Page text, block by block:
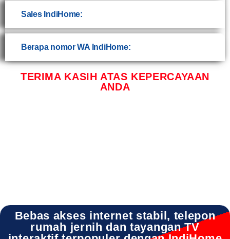
Sales IndiHome:
Berapa nomor WA IndiHome:
TERIMA KASIH ATAS KEPERCAYAAN
ANDA
Bebas akses internet stabil, telepon
rumah jernih dan tayangan TV